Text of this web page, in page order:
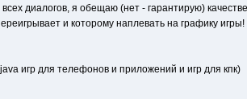
диалогов, я обещаю (нет - гарантирую)
и которому наплевать на графику
игр для телефонов и приложений и игр для кпк)